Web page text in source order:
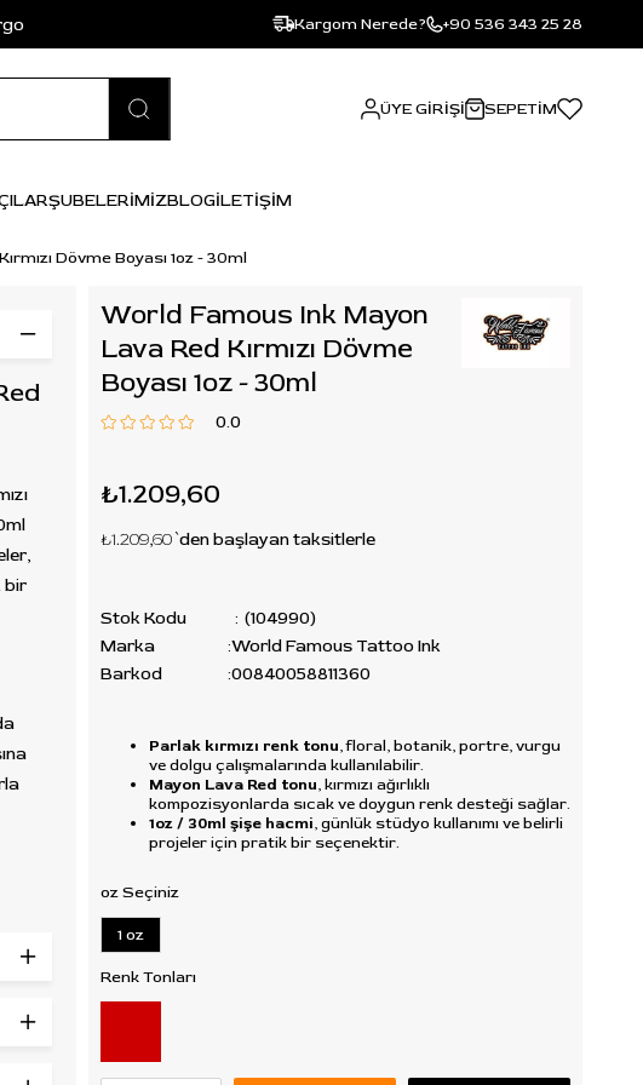
Kargom Nerede? +90 536 343 25 28
ÜYE GIRIŞI SEPETIM
ŞUBELERİMİZBLOGİLETİŞİM
Dövme Boyası 1oz - 30ml
bir
World Famous Ink Mayon
Lava Red Kırmızı Dövme
Boyası 1oz - 30ml
0.0
₺1.209,60
₺1.209,60`den başlayan taksitlerle
Stok Kodu
(104990)
Marka
:World Famous Tattoo Ink
Barkod
:00840058811360
Parlak kırmızı renk tonu, floral, botanik, portre, vurgu
ve dolgu çalışmalarında kullanılabilir.
Mayon Lava Red tonu, kırmızı ağırlıklı
kompozisyonlarda sıcak ve doygun renk desteği sağlar.
1oz / 30ml şişe hacmi, günlük stüdyo kullanımı ve belirli
projeler için pratik bir seçenektir.
oz Seçiniz
1 oz
Renk Tonları